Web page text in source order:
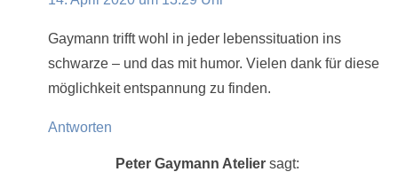
Gaymann trifft wohl in jeder lebenssituation ins
schwarze – und das mit humor. Vielen dank für diese
möglichkeit entspannung zu finden.
Antworten
Peter Gaymann Atelier sagt: